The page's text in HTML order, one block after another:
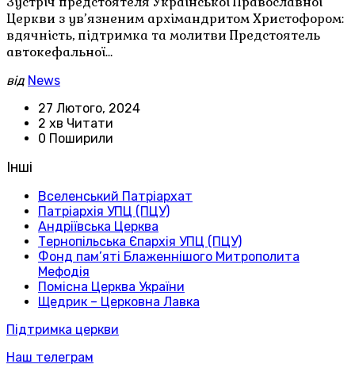
Церкви з ув’язненим архімандритом Христофором:
вдячність, підтримка та молитви Предстоятель
автокефальної…
від News
27 Лютого, 2024
2 хв Читати
0 Поширили
Інші
Вселенський Патріархат
Патріархія УПЦ (ПЦУ)
Андріївська Церква
Тернопільська Єпархія УПЦ (ПЦУ)
Фонд пам’яті Блаженнішого Митрополита
Мефодія
Помісна Церква України
Щедрик – Церковна Лавка
Підтримка церкви
Наш телеграм